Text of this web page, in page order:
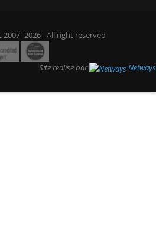
2007- 2026 - All right reserved
Site réalisé par Netways